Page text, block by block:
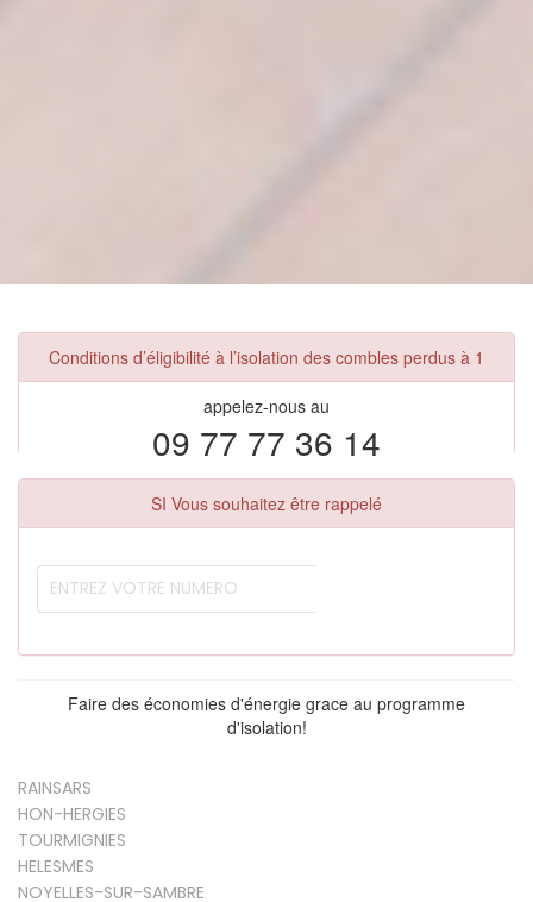
Conditions d’éligibilité à l’isolation des combles perdus à 1
appelez-nous au
09 77 77 36 14
SI Vous souhaitez être rappelé
Faire des économies d'énergie grace au programme
d'isolation!
RAINSARS
HON-HERGIES
TOURMIGNIES
HELESMES
NOYELLES-SUR-SAMBRE